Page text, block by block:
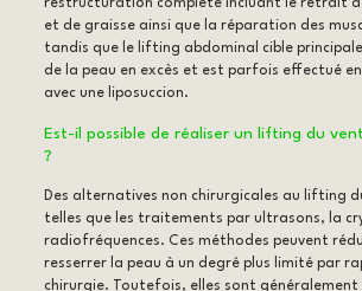
restructuration complète incluant le retrait
et de graisse ainsi que la réparation des
tandis que le lifting abdominal cible
de la peau en excès et est parfois effectué
avec une liposuccion.
Est-il possible de réaliser un lifting du
?
Des alternatives non chirurgicales au lifting
telles que les traitements par ultrasons, la
radiofréquences. Ces méthodes peuvent
resserrer la peau à un degré plus limité par
chirurgie. Toutefois, elles sont généralement